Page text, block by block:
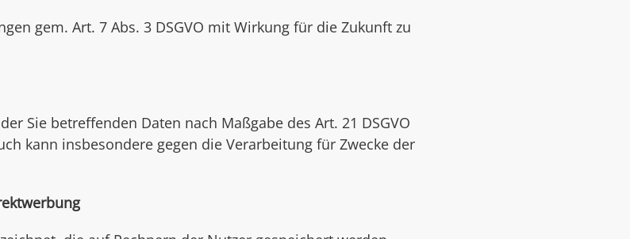
gem. Art. 7 Abs. 3 DSGVO mit Wirkung für die Zukunft zu
Sie betreffenden Daten nach Maßgabe des Art. 21 DSGVO
kann insbesondere gegen die Verarbeitung für Zwecke der